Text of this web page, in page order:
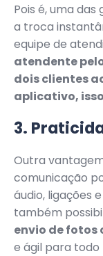
Pois é, uma
a troca
equipe de
atendente
dois clientes
aplicativo,
3.
Outra
comunicação
áudio, ligações
também
envio de fotos
e ágil para todo